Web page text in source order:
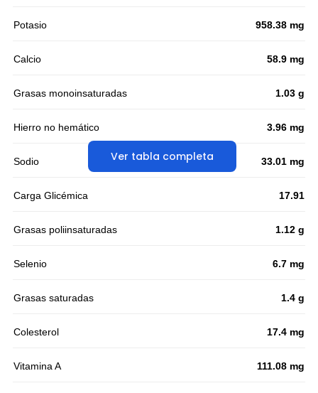
Ver tabla completa
Potasio 958.38 mg
Calcio 58.9 mg
Grasas monoinsaturadas 1.03 g
Hierro no hemático 3.96 mg
Sodio 33.01 mg
Carga Glicémica 17.91
Grasas poliinsaturadas 1.12 g
Selenio 6.7 mg
Grasas saturadas 1.4 g
Colesterol 17.4 mg
Vitamina A 111.08 mg